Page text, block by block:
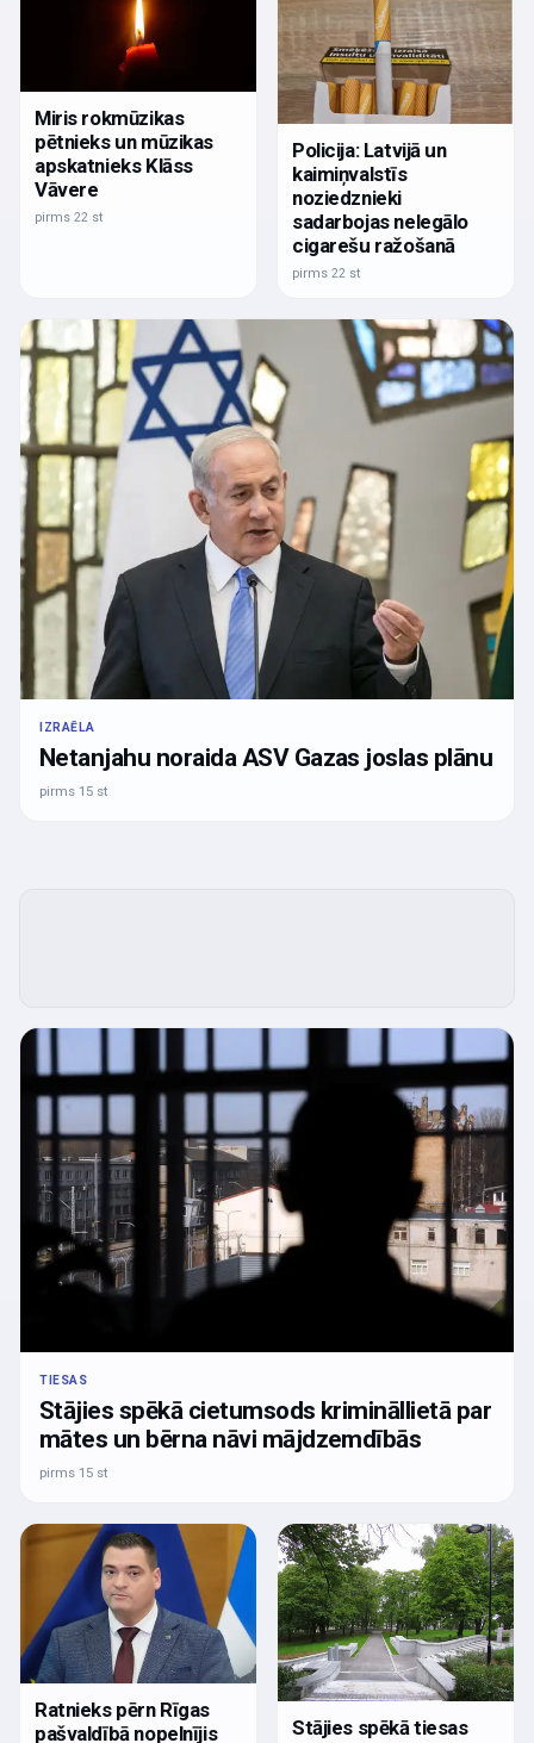
Miris rokmūzikas
pētnieks un mūzikas
apskatnieks Klāss
Vāvere
pirms 22 st
Policija: Latvijā un
kaimiņvalstīs
noziedznieki
sadarbojas nelegālo
cigarešu ražošanā
pirms 22 st
IZRAĒLA
Netanjahu noraida ASV Gazas joslas plānu
pirms 15 st
TIESAS
Stājies spēkā cietumsods krimināllietā par
mātes un bērna nāvi mājdzemdībās
pirms 15 st
Ratnieks pērn Rīgas
pašvaldībā nopelnījis
Stājies spēkā tiesas